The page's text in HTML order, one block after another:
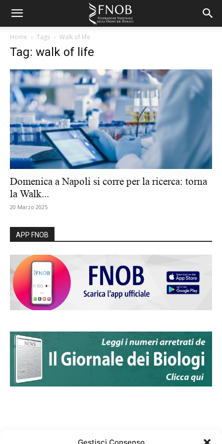
Home Tags Walk of life
Tag: walk of life
Domenica a Napoli si corre per la ricerca: torna
la Walk...
20 Marzo 2025
APP FNOB